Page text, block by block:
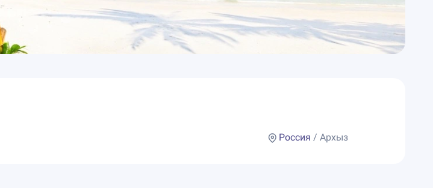
Россия / Архыз